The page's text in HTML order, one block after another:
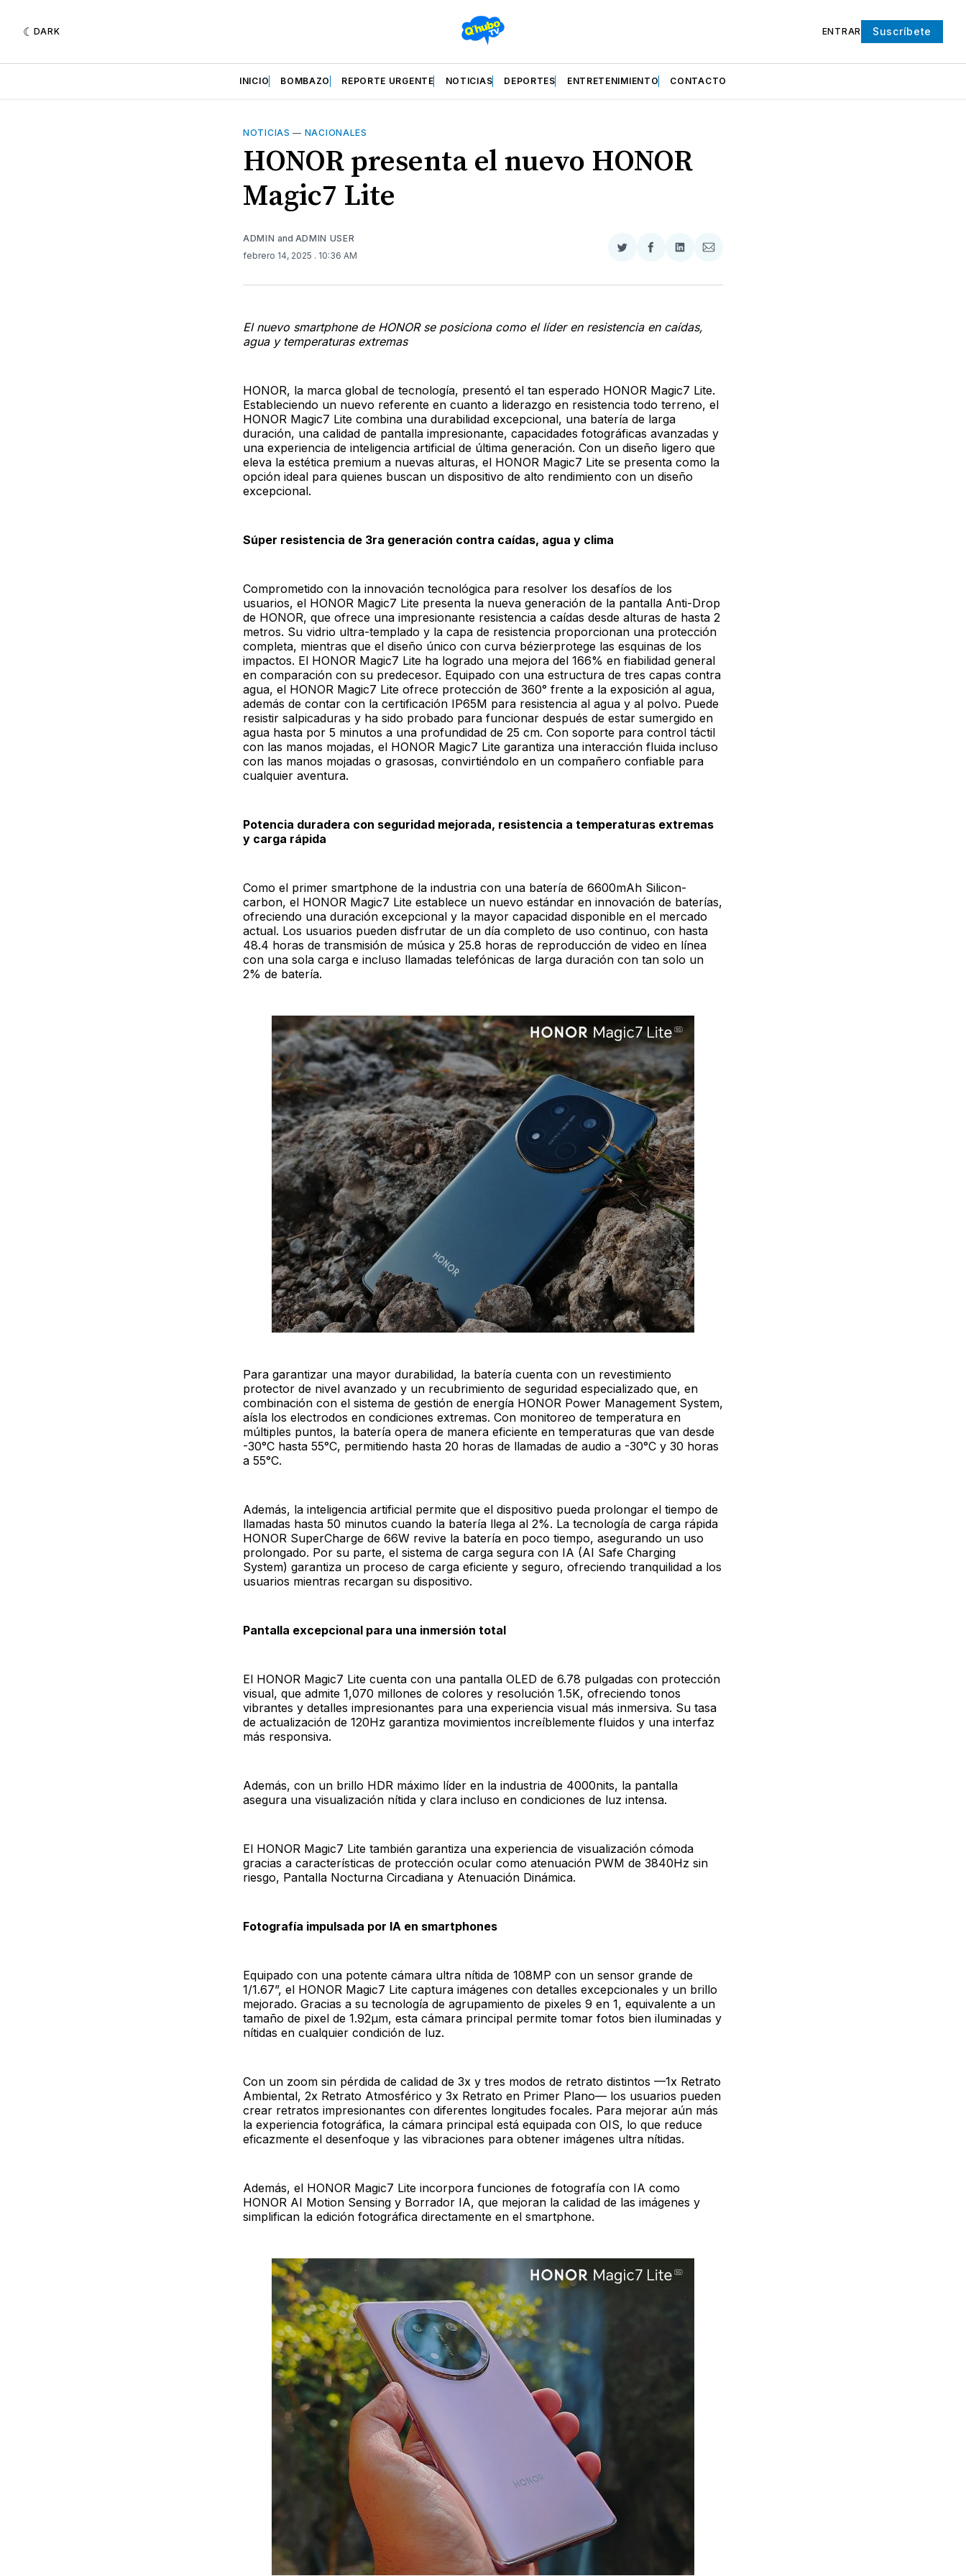
DARK ENTRAR Suscríbete
INICIO BOMBAZO REPORTE URGENTE NOTICIAS DEPORTES ENTRETENIMIENTO CONTACTO
NOTICIAS — NACIONALES
HONOR presenta el nuevo HONOR
Magic7 Lite
ADMIN and ADMIN USER
febrero 14, 2025 . 10:36 AM
Compartir
Twitter
Compartir
Facebook
Compartir
LinkedIn
Compartir
Email
El nuevo smartphone de HONOR se posiciona como el líder en resistencia en caídas,
agua y temperaturas extremas
HONOR, la marca global de tecnología, presentó el tan esperado HONOR Magic7 Lite.
Estableciendo un nuevo referente en cuanto a liderazgo en resistencia todo terreno, el
HONOR Magic7 Lite combina una durabilidad excepcional, una batería de larga
duración, una calidad de pantalla impresionante, capacidades fotográficas avanzadas y
una experiencia de inteligencia artificial de última generación. Con un diseño ligero que
eleva la estética premium a nuevas alturas, el HONOR Magic7 Lite se presenta como la
opción ideal para quienes buscan un dispositivo de alto rendimiento con un diseño
excepcional.
Súper resistencia de 3ra generación contra caídas, agua y clima
Comprometido con la innovación tecnológica para resolver los desafíos de los
usuarios, el HONOR Magic7 Lite presenta la nueva generación de la pantalla Anti-Drop
de HONOR, que ofrece una impresionante resistencia a caídas desde alturas de hasta 2
metros. Su vidrio ultra-templado y la capa de resistencia proporcionan una protección
completa, mientras que el diseño único con curva bézierprotege las esquinas de los
impactos. El HONOR Magic7 Lite ha logrado una mejora del 166% en fiabilidad general
en comparación con su predecesor. Equipado con una estructura de tres capas contra
agua, el HONOR Magic7 Lite ofrece protección de 360° frente a la exposición al agua,
además de contar con la certificación IP65M para resistencia al agua y al polvo. Puede
resistir salpicaduras y ha sido probado para funcionar después de estar sumergido en
agua hasta por 5 minutos a una profundidad de 25 cm. Con soporte para control táctil
con las manos mojadas, el HONOR Magic7 Lite garantiza una interacción fluida incluso
con las manos mojadas o grasosas, convirtiéndolo en un compañero confiable para
cualquier aventura.
Potencia duradera con seguridad mejorada, resistencia a temperaturas extremas
y carga rápida
Como el primer smartphone de la industria con una batería de 6600mAh Silicon-
carbon, el HONOR Magic7 Lite establece un nuevo estándar en innovación de baterías,
ofreciendo una duración excepcional y la mayor capacidad disponible en el mercado
actual. Los usuarios pueden disfrutar de un día completo de uso continuo, con hasta
48.4 horas de transmisión de música y 25.8 horas de reproducción de video en línea
con una sola carga e incluso llamadas telefónicas de larga duración con tan solo un
2% de batería.
Para garantizar una mayor durabilidad, la batería cuenta con un revestimiento
protector de nivel avanzado y un recubrimiento de seguridad especializado que, en
combinación con el sistema de gestión de energía HONOR Power Management System,
aísla los electrodos en condiciones extremas. Con monitoreo de temperatura en
múltiples puntos, la batería opera de manera eficiente en temperaturas que van desde
-30°C hasta 55°C, permitiendo hasta 20 horas de llamadas de audio a -30°C y 30 horas
a 55°C.
Además, la inteligencia artificial permite que el dispositivo pueda prolongar el tiempo de
llamadas hasta 50 minutos cuando la batería llega al 2%. La tecnología de carga rápida
HONOR SuperCharge de 66W revive la batería en poco tiempo, asegurando un uso
prolongado. Por su parte, el sistema de carga segura con IA (AI Safe Charging
System) garantiza un proceso de carga eficiente y seguro, ofreciendo tranquilidad a los
usuarios mientras recargan su dispositivo.
Pantalla excepcional para una inmersión total
El HONOR Magic7 Lite cuenta con una pantalla OLED de 6.78 pulgadas con protección
visual, que admite 1,070 millones de colores y resolución 1.5K, ofreciendo tonos
vibrantes y detalles impresionantes para una experiencia visual más inmersiva. Su tasa
de actualización de 120Hz garantiza movimientos increíblemente fluidos y una interfaz
más responsiva.
Además, con un brillo HDR máximo líder en la industria de 4000nits, la pantalla
asegura una visualización nítida y clara incluso en condiciones de luz intensa.
El HONOR Magic7 Lite también garantiza una experiencia de visualización cómoda
gracias a características de protección ocular como atenuación PWM de 3840Hz sin
riesgo, Pantalla Nocturna Circadiana y Atenuación Dinámica.
Fotografía impulsada por IA en smartphones
Equipado con una potente cámara ultra nítida de 108MP con un sensor grande de
1/1.67”, el HONOR Magic7 Lite captura imágenes con detalles excepcionales y un brillo
mejorado. Gracias a su tecnología de agrupamiento de pixeles 9 en 1, equivalente a un
tamaño de pixel de 1.92μm, esta cámara principal permite tomar fotos bien iluminadas y
nítidas en cualquier condición de luz.
Con un zoom sin pérdida de calidad de 3x y tres modos de retrato distintos —1x Retrato
Ambiental, 2x Retrato Atmosférico y 3x Retrato en Primer Plano— los usuarios pueden
crear retratos impresionantes con diferentes longitudes focales. Para mejorar aún más
la experiencia fotográfica, la cámara principal está equipada con OIS, lo que reduce
eficazmente el desenfoque y las vibraciones para obtener imágenes ultra nítidas.
Además, el HONOR Magic7 Lite incorpora funciones de fotografía con IA como
HONOR AI Motion Sensing y Borrador IA, que mejoran la calidad de las imágenes y
simplifican la edición fotográfica directamente en el smartphone.